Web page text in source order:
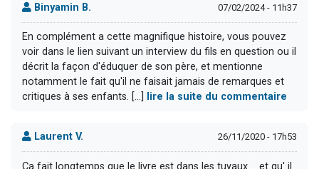
Binyamin B. 07/02/2024 - 11h37
En complément a cette magnifique histoire, vous pouvez
voir dans le lien suivant un interview du fils en question ou il
décrit la façon d'éduquer de son père, et mentionne
notamment le fait qu'il ne faisait jamais de remarques et
critiques à ses enfants. [...]
lire la suite du commentaire
Laurent V. 26/11/2020 - 17h53
Ça fait longtemps que le livre est dans les tuyaux.... et qu' il